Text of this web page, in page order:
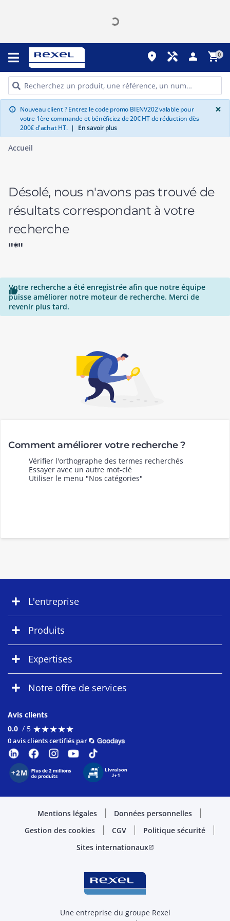
place handyman person shopping_cart0
info Nouveau client ? Entrez le code promo BIENV202 valable pour
votre 1ère commande et bénéficiez de 20€ HT de réduction dès
200€ d'achat HT. | En savoir plus
×
Accueil
Désolé, nous n'avons pas trouvé de
résultats correspondant à votre
recherche
"*"

Votre recherche a été enregistrée afin que notre équipe
puisse améliorer notre moteur de recherche. Merci de
revenir plus tard.
Comment améliorer votre recherche ?
Vérifier l'orthographe des termes recherchés
Essayer avec un autre mot-clé
Utiliser le menu "Nos catégories"
L'entreprise
Produits
Expertises
Notre offre de services
Avis clients
0.0 / 5 ★★★★★
★★★★★
0 avis clients certifiés par
Mentions légales
Données personnelles
Gestion des cookies
CGV
Politique sécurité
Sites internationauxopen_in_new
Une entreprise du groupe Rexel